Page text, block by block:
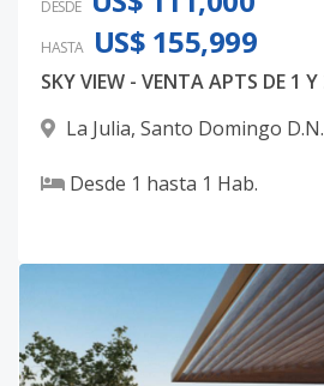
DESDE
HASTA US$ 155,999
La Julia, Santo Domingo D.N.
Desde 1 hasta 1 Hab.